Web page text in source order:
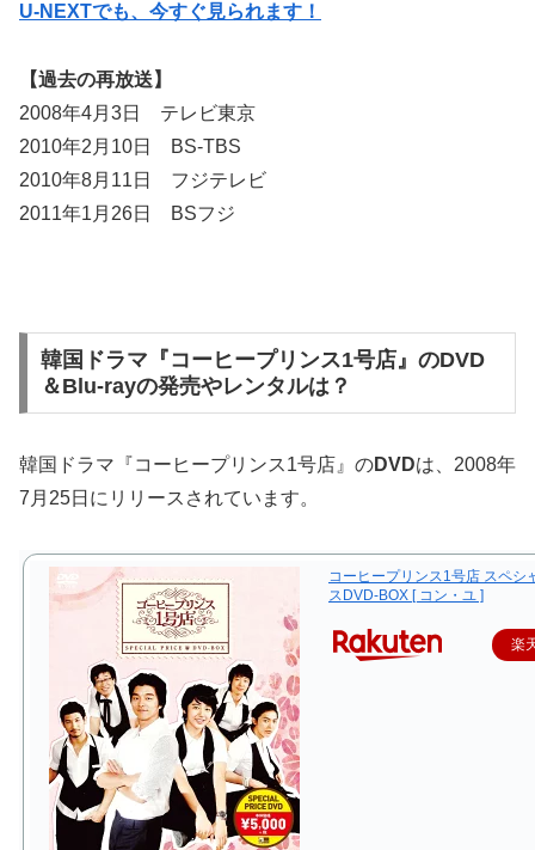
U-NEXTでも、今すぐ見られます！
【過去の再放送】
2008年4月3日 テレビ東京
2010年2月10日 BS-TBS
2010年8月11日 フジテレビ
2011年1月26日 BSフジ
韓国ドラマ『コーヒープリンス1号店』のDVD
＆Blu-rayの発売やレンタルは？
韓国ドラマ『コーヒープリンス1号店』のDVDは、2008年
7月25日にリリースされています。
コーヒープリンス1号店 スペシ
スDVD-BOX [ コン・ユ ]
楽